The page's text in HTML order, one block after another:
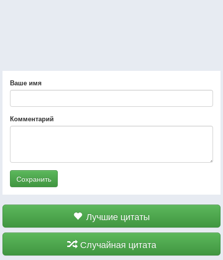
Ваше имя
Комментарий
Сохранить
Лучшие цитаты
Случайная цитата